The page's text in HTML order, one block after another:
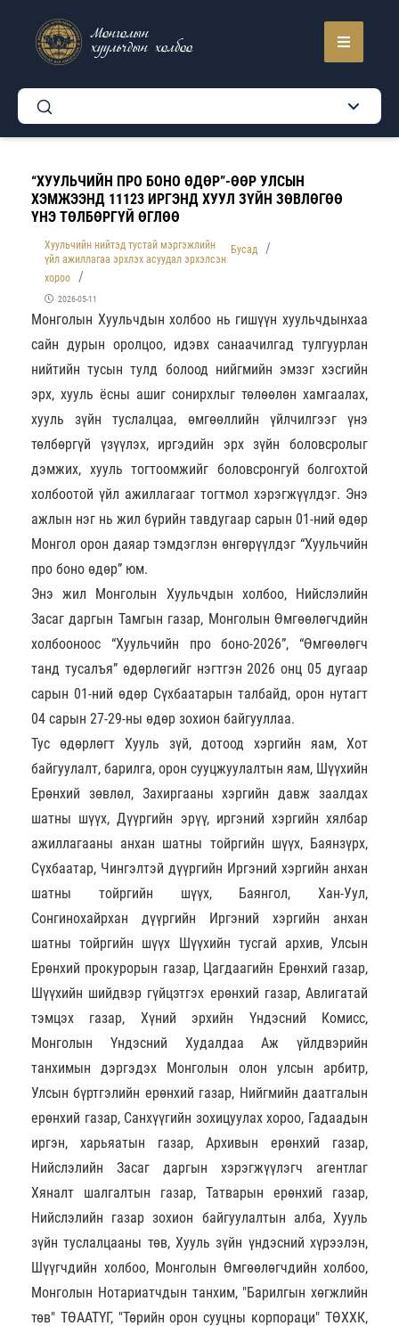
Монголын
хуульчдын холбоо
“ХУУЛЬЧИЙН ПРО БОНО ӨДӨР”-ӨӨР УЛСЫН
ХЭМЖЭЭНД 11123 ИРГЭНД ХУУЛ ЗҮЙН ЗӨВЛӨГӨӨ
ҮНЭ ТӨЛБӨРГҮЙ ӨГЛӨӨ
Хуульчийн нийтэд тустай мэргэжлийн
үйл ажиллагаа эрхлэх асуудал эрхэлсэн
хороо
Бусад
2026-05-11
Монголын Хуульчдын холбоо нь гишүүн хуульчдынхаа
сайн дурын оролцоо, идэвх санаачилгад тулгуурлан
нийтийн тусын тулд болоод нийгмийн эмзэг хэсгийн
эрх, хууль ёсны ашиг сонирхлыг төлөөлөн хамгаалах,
хууль зүйн туслалцаа, өмгөөллийн үйлчилгээг үнэ
төлбөргүй үзүүлэх, иргэдийн эрх зүйн боловсролыг
дэмжих, хууль тогтоомжийг боловсронгуй болгохтой
холбоотой үйл ажиллагааг тогтмол хэрэгжүүлдэг. Энэ
ажлын нэг нь жил бүрийн тавдугаар сарын 01-ний өдөр
Монгол орон даяар тэмдэглэн өнгөрүүлдэг “Хуульчийн
про боно өдөр” юм.
Энэ жил Монголын Хуульчдын холбоо, Нийслэлийн
Засаг даргын Тамгын газар, Монголын Өмгөөлөгчдийн
холбооноос “Хуульчийн про боно-2026”, “Өмгөөлөгч
танд тусалъя” өдөрлөгийг нэгтгэн 2026 онц 05 дугаар
сарын 01-ний өдөр Сүхбаатарын талбайд, орон нутагт
04 сарын 27-29-ны өдөр зохион байгууллаа.
Тус өдөрлөгт Хууль зүй, дотоод хэргийн яам, Хот
байгуулалт, барилга, орон сууцжуулалтын яам, Шүүхийн
Ерөнхий зөвлөл, Захиргааны хэргийн давж заалдах
шатны шүүх, Дүүргийн эрүү, иргэний хэргийн хялбар
ажиллагааны анхан шатны тойргийн шүүх, Баянзүрх,
Сүхбаатар, Чингэлтэй дүүргийн Иргэний хэргийн анхан
шатны тойргийн шүүх, Баянгол, Хан-Уул,
Сонгинохайрхан дүүргийн Иргэний хэргийн анхан
шатны тойргийн шүүх Шүүхийн тусгай архив, Улсын
Ерөнхий прокурорын газар, Цагдаагийн Ерөнхий газар,
Шүүхийн шийдвэр гүйцэтгэх ерөнхий газар, Авлигатай
тэмцэх газар, Хүний эрхийн Үндэсний Комисс,
Монголын Үндэсний Худалдаа Аж үйлдвэрийн
танхимын дэргэдэх Монголын олон улсын арбитр,
Улсын бүртгэлийн ерөнхий газар, Нийгмийн даатгалын
ерөнхий газар, Санхүүгийн зохицуулах хороо, Гадаадын
иргэн, харьяатын газар, Архивын ерөнхий газар,
Нийслэлийн Засаг даргын хэрэгжүүлэгч агентлаг
Хяналт шалгалтын газар, Татварын ерөнхий газар,
Нийслэлийн газар зохион байгуулалтын алба, Хууль
зүйн туслалцааны төв, Хууль зүйн үндэсний хүрээлэн,
Шүүгчдийн холбоо, Монголын Өмгөөлөгчдийн холбоо,
Монголын Нотариатчдын танхим, "Барилгын хөгжлийн
төв" ТӨААТҮГ, "Төрийн орон сууцны корпораци" TӨХХК,